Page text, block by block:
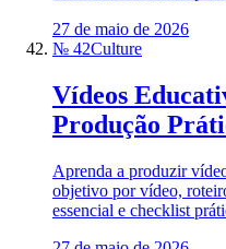
27 de maio de 2026
№ 42Culture
Vídeos
Produção
Aprenda a produzir
objetivo por vídeo,
essencial e checklist